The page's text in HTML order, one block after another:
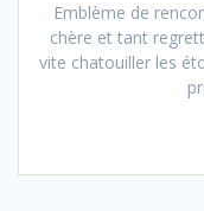
Emblème de
chère et tant
vite chatouiller les